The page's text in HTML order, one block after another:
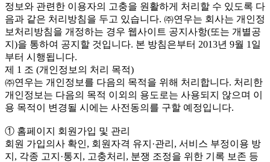
정보와 관련한 이용자의 고충을 원활하게 처리할 수 있도록 다
음과 같은 처리방침을 두고 있습니다. ㈜연우는 회사는 개인정
보처리방침을 개정하는 경우 웹사이트 공지사항(또는 개별공
지)을 통하여 공지할 것입니다. 본 방침은부터 2013년 9월 1일
부터 시행됩니다.
제 1 조 (개인정보의 처리 목적)
㈜연우는 개인정보를 다음의 목적을 위해 처리합니다. 처리한
개인정보는 다음의 목적 이외의 용도로는 사용되지 않으며 이
용 목적이 변경될 시에는 사전동의를 구할 예정입니다.
① 홈페이지 회원가입 및 관리
회원 가입의사 확인, 회원자격 유지·관리, 서비스 부정이용 방
지, 각종 고지·통지, 고충처리, 분쟁 조정을 위한 기록 보존 등